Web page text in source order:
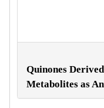
Quinones
Metabolites as